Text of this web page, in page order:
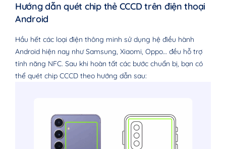
Hướng dẫn quét chip thẻ CCCD trên điện thoại
Android
Hầu hết các loại điện thông minh sử dụng hệ điều hành
Android hiện nay như Samsung, Xiaomi, Oppo… đều hỗ trợ
tính năng NFC. Sau khi hoàn tất các bước chuẩn bị, bạn có
thể quét chip CCCD theo hướng dẫn sau: